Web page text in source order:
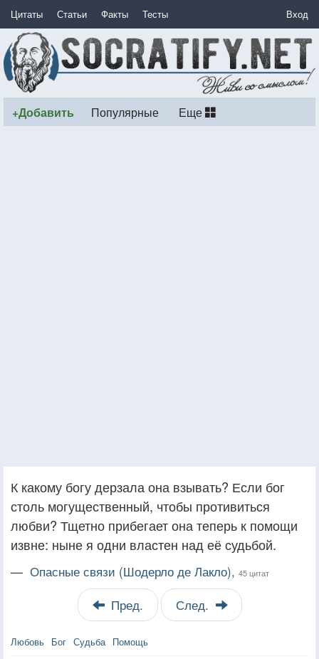
Цитаты Статьи Факты Тесты Вход
+Добавить Популярные Еще
К какому богу дерзала она взывать? Если бог
столь могущественный, чтобы противиться
любви? Тщетно прибегает она теперь к помощи
извне: ныне я одни властен над её судьбой.
— Опасные связи (Шодерло де Лакло), 45 цитат
Пред. След.
Любовь Бог Судьба Помощь